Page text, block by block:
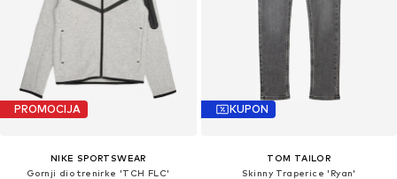
PROMOCIJA
NIKE SPORTSWEAR
Gornji dio trenirke 'TCH FLC'
KUPON
TOM TAILOR
Skinny Traperice 'Ryan'